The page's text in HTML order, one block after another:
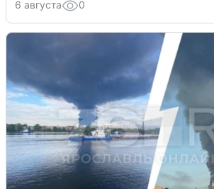
6 августа 0